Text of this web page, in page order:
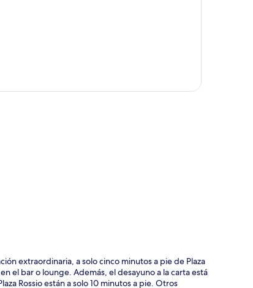
extraordinaria, a solo cinco minutos a pie de Plaza
el bar o lounge. Además, el desayuno a la carta está
Rossio están a solo 10 minutos a pie. Otros